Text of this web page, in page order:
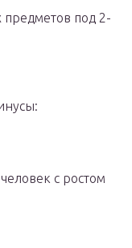
под 2-
с ростом